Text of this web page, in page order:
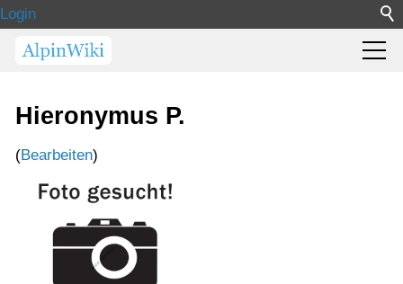
Login
Hieronymus P.
(Bearbeiten)